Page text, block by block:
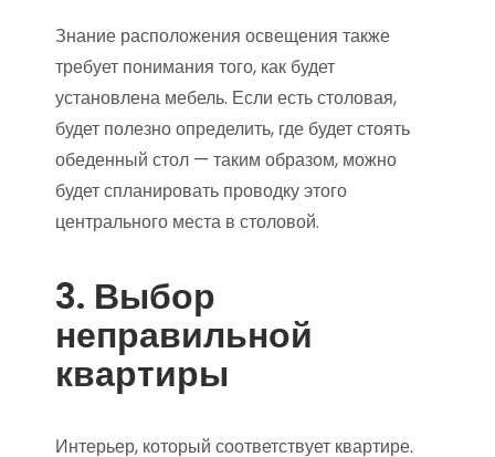
Знание расположения освещения также
требует понимания того, как будет
установлена мебель. Если есть столовая,
будет полезно определить, где будет стоять
обеденный стол — таким образом, можно
будет спланировать проводку этого
центрального места в столовой.
3. Выбор
неправильной
квартиры
Интерьер, который соответствует квартире.